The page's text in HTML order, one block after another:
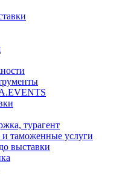
турагент
и таможенные услуги
выставки